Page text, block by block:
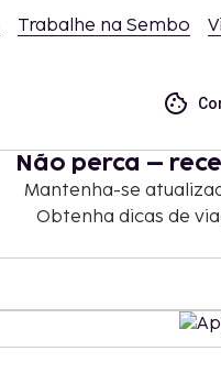
Trabalhe na Sembo
Não perca –
Mantenha-se
Obtenha dicas de